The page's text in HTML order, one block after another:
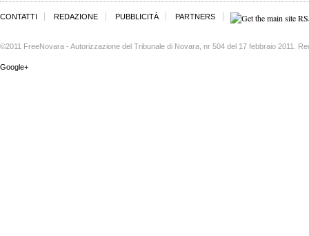
CONTATTI REDAZIONE PUBBLICITÀ PARTNERS
©2011 FreeNovara - Autorizzazione del Tribunale di Novara, nr 504 del 17 febbraio 2011.
Google+